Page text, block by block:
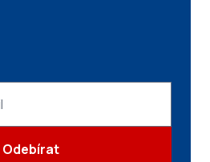
Odebírat